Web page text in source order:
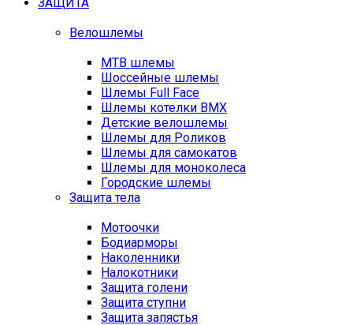
Велошлемы
MTB шлемы
Шоссейные шлемы
Шлемы Full Face
Шлемы котелки BMX
Детские велошлемы
Шлемы для Роликов
Шлемы для самокатов
Шлемы для моноколеса
Городские шлемы
Защита тела
Мотоочки
Бодиарморы
Наколенники
Налокотники
Защита голени
Защита ступни
Защита запястья